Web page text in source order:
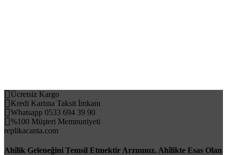
Ücretsiz Kargo
Kredi Kartına Taksit İmkanı
Whatsapp 0533 694 39 90
%100 Müşteri Memnuniyeti
replikacanta.com
Ahîlik Geleneğini Temsil Etmektir Arzumuz. Ahîlikte Esas Olan